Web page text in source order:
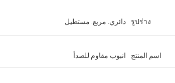
รูปร่าง دائري. مربع. مستطيل
اسم المنتج انبوب مقاوم للصدأ